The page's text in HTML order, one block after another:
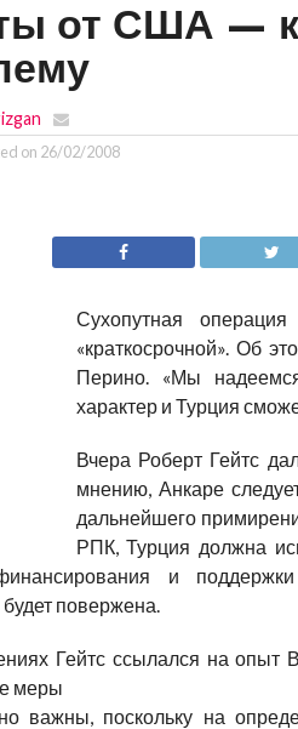
от США —
on 26/02/2008
Сухопутная
«краткосрочной». Об
Перино. «Мы
характер и Турция
Вчера Роберт Гейтс
мнению, Анкаре
дальнейшего
РПК, Турция должна
и
повержена.
Гейтс ссылался на
меры
важны, поскольку на